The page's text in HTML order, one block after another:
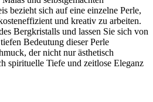
bezieht sich auf eine einzelne Perle,
und kreativ zu arbeiten.
Bergkristalls und lassen Sie sich von
Bedeutung dieser Perle
der nicht nur ästhetisch
spirituelle Tiefe und zeitlose Eleganz